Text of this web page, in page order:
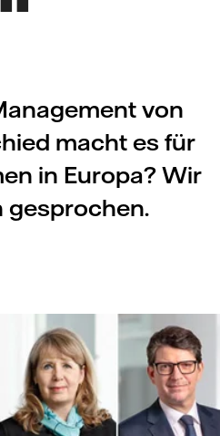
von
macht es für
in Europa? Wir
gesprochen.